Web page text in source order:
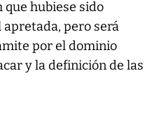
que hubiese sido
apretada, pero será
por el dominio
y la definición de las